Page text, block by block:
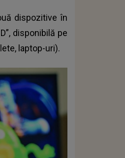
dispozitive în
disponibilă pe
laptop-uri).